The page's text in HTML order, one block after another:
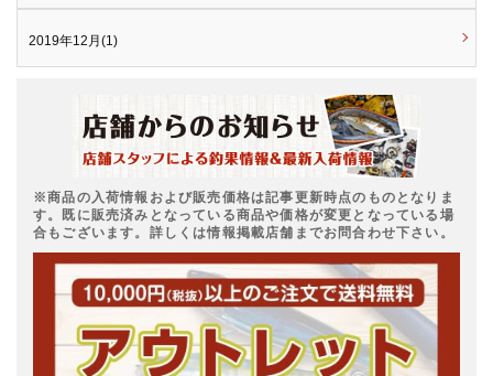
2019年12月(1)
※商品の入荷情報および販売価格は記事更新時点のものとなりま
す。既に販売済みとなっている商品や価格が変更となっている場
合もございます。詳しくは情報掲載店舗までお問合わせ下さい。